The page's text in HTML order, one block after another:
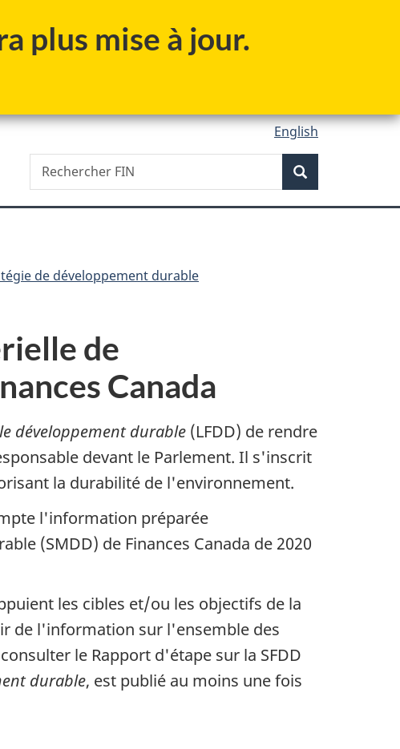
plus mise à jour.
English
Recherche
Rechercher
FIN
de développement durable
de
Canada
développement durable (LFDD) de rendre
devant le Parlement. Il s'inscrit
la durabilité de l'environnement.
l'information préparée
(SMDD) de Finances Canada de 2020
les cibles et/ou les objectifs de la
de l'information sur l'ensemble des
le Rapport d'étape sur la SFDD
durable, est publié au moins une fois